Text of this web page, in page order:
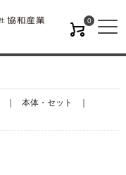
0
本体・セット